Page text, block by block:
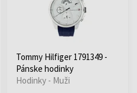
Tommy Hilfiger 1791349 -
Pánske hodinky
Hodinky - Muži